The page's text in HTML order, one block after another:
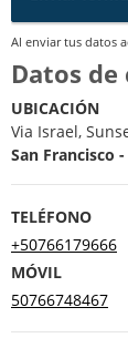
Al enviar tus datos
Datos
UBICACIÓN
Via Israel,
San Francisco
TELÉFONO
+50766179666
MÓVIL
50766748467